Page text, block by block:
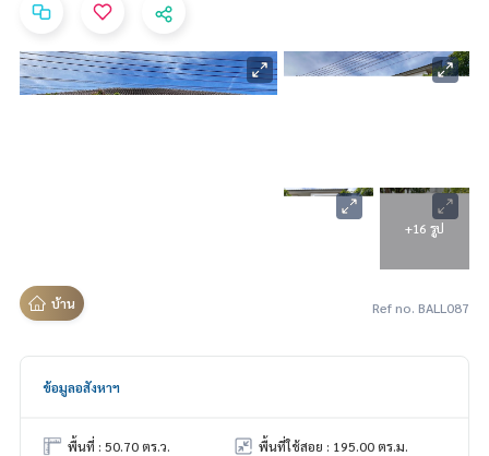
+16 รูป
บ้าน Ref no. BALL087
ข้อมูลอสังหาฯ
พื้นที่ : 50.70 ตร.ว.
พื้นที่ใช้สอย : 195.00 ตร.ม.